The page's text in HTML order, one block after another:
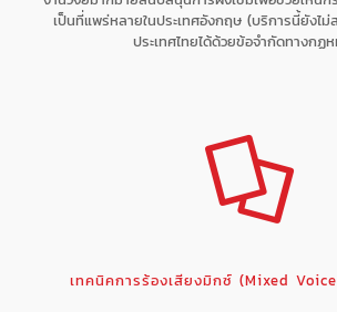
เป็นที่แพร่หลายในประเทศอังกฤษ (บริการนี้ยังไม่
ประเทศไทยได้ด้วยข้อจำกัดทางกฏ
เทคนิคการร้องเสียงมิกซ์ (Mixed